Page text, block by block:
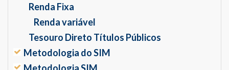
Renda Fixa
Renda variável
Tesouro Direto Títulos Públicos
Metodologia do SIM